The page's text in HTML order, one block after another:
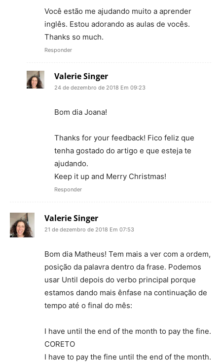
Você estão me ajudando muito a aprender
inglês. Estou adorando as aulas de vocês.
Thanks so much.
Responder
Valerie Singer
24 de dezembro de 2018 Em 09:23
Bom dia Joana!
Thanks for your feedback! Fico feliz que
tenha gostado do artigo e que esteja te
ajudando.
Keep it up and Merry Christmas!
Responder
Valerie Singer
21 de dezembro de 2018 Em 07:53
Bom dia Matheus! Tem mais a ver com a ordem,
posição da palavra dentro da frase. Podemos
usar Until depois do verbo principal porque
estamos dando mais ênfase na continuação de
tempo até o final do mês:
I have until the end of the month to pay the fine.
CORETO
I have to pay the fine until the end of the month.